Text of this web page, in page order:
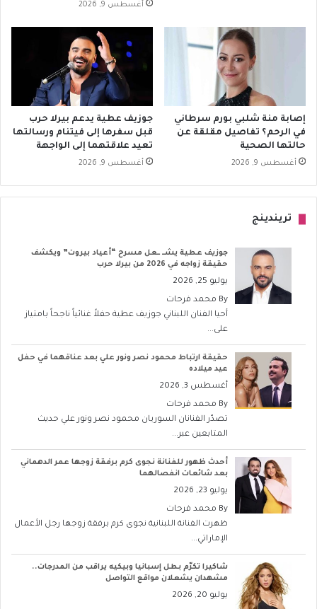
أغسطس 9, 2026
إصابة منة شلبي بورم سرطاني
في الرحم؟ تفاصيل مقلقة عن
حالتها الصحية
أغسطس 9, 2026
جوزيف عطية يدعم بيرلا حرب
قبل سفرها إلى فيتنام ورسالتها
تعيد علاقتهما إلى الواجهة
أغسطس 9, 2026
تريندينج
جوزيف عطية يشــ ــعل مسرح “أعياد بيروت” ويكشف
حقيقة زواجه في 2026 من بيرلا حرب
يوليو 25, 2026
By محمد فرحات
أحيا الفنان اللبناني جوزيف عطية حفلاً غنائياً ناجحاً بامتياز
على...
حقيقة ارتباط محمود نصر ونور علي بعد عناقهما في حفل
عيد ميلاده
أغسطس 3, 2026
By محمد فرحات
تصدّر الفنانان السوريان محمود نصر ونور علي حديث
المتابعين عبر...
أحدث ظهور للفنانة نجوى كرم برفقة زوجها عمر الدهماني
بعد شائعات انفصالهما
يوليو 23, 2026
By محمد فرحات
ظهرت الفنانة اللبنانية نجوى كرم برفقة زوجها رجل الأعمال
الإماراتي...
شاكيرا تكرّم بطل إسبانيا وبيكيه يراقب من المدرجات..
مشهدان يشعلان مواقع التواصل
يوليو 20, 2026